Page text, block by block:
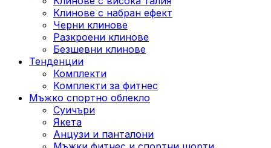
Клинове с набран ефект
Черни клинове
Разкроени клинове
Безшевни клинове
Тенденции
Комплекти
Комплекти за фитнес
Мъжко спортно облекло
Суичъри
Якета
Aнцузи и панталони